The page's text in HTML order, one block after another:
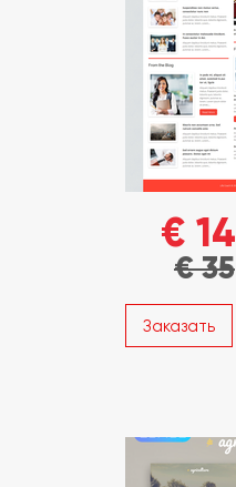
€ 14
€ 35
Заказать